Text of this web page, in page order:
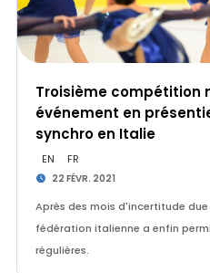
Troisième compétition
événement en
synchro en Italie
EN FR
22 FÉVR. 2021
Après des mois d'incertitude
fédération italienne a enfin
régulières.